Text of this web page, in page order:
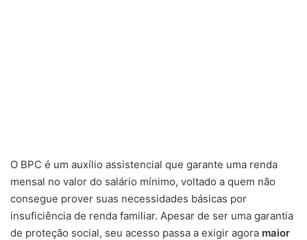
O BPC é um auxílio assistencial que garante uma renda
mensal no valor do salário mínimo, voltado a quem não
consegue prover suas necessidades básicas por
insuficiência de renda familiar. Apesar de ser uma garantia
de proteção social, seu acesso passa a exigir agora maior